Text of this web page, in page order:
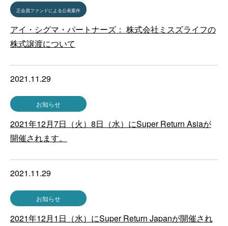
正会員ファンドによる公表案件
アイ・シグマ・パートナーズ： 株式会社ミスズライフの
株式譲渡について
2021.11.29
お知らせ
2021年12月7日（火）8日（水）にSuper Return Asiaが
開催されます。
2021.11.29
お知らせ
2021年12月1日（水）にSuper Return Japanが開催され